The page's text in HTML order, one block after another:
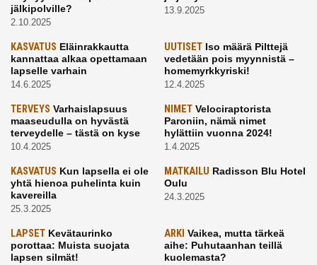
jälkipolville?
2.10.2025
13.9.2025
KASVATUS Eläinrakkautta
kannattaa alkaa opettamaan
lapselle varhain
14.6.2025
UUTISETIso määrä Pilttejä
vedetään pois myynnistä –
homemyrkkyriski!
12.4.2025
TERVEYS Varhaislapsuus
maaseudulla on hyvästä
terveydelle – tästä on kyse
10.4.2025
NIMETVelociraptorista
Paroniin, nämä nimet
hylättiin vuonna 2024!
1.4.2025
KASVATUS Kun lapsella ei ole
yhtä hienoa puhelinta kuin
kavereilla
25.3.2025
MATKAILU Radisson Blu Hotel
Oulu
24.3.2025
LAPSET Kevätaurinko
porottaa: Muista suojata
lapsen silmät!
ARKI Vaikea, mutta tärkeä
aihe: Puhutaanhan teillä
kuolemasta?